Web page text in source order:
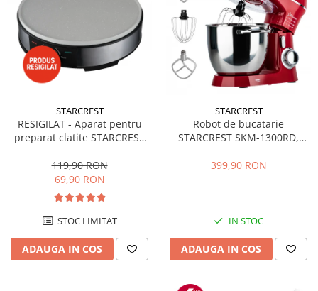
STARCREST
RESIGILAT - Aparat pentru
preparat clatite STARCREST
invelis ceramic antiaderent,
30 cm, Inox / Negru
119,90 RON
69,90 RON
STOC LIMITAT
ADAUGA IN COS
STARCREST
Robot de bucatarie
STARCREST SKM-1300RD,
Accesorii, 10 Viteze + Pulse,
399,90 RON
IN STOC
ADAUGA IN COS